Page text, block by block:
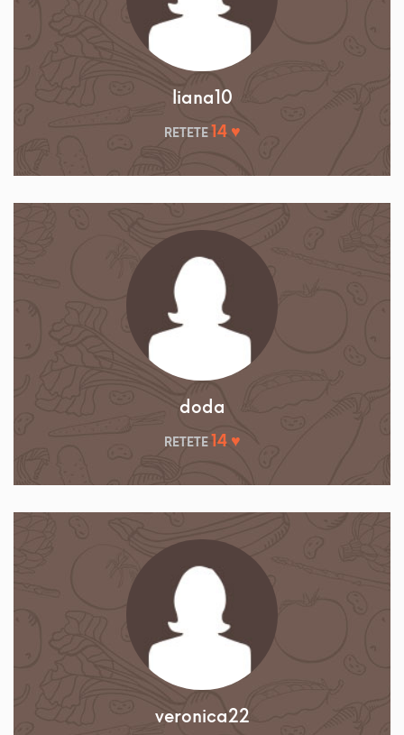
liana10
RETETE 14 ♥
doda
RETETE 14 ♥
veronica22